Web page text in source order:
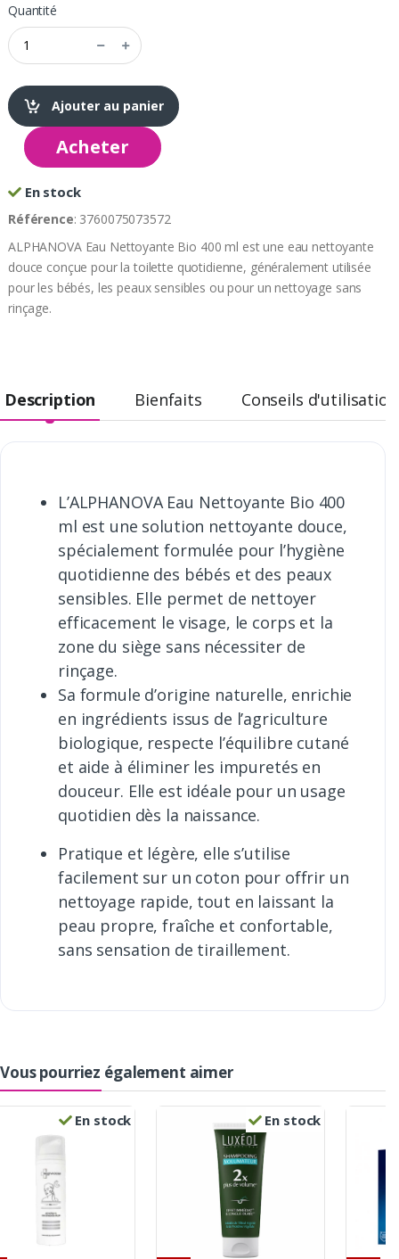
Quantité
Ajouter au panier
Acheter
En stock
Référence: 3760075073572
ALPHANOVA Eau Nettoyante Bio 400 ml est une eau nettoyante
douce conçue pour la toilette quotidienne, généralement utilisée
pour les bébés, les peaux sensibles ou pour un nettoyage sans
rinçage.
Description Bienfaits Conseils d'utilisation
L’ALPHANOVA Eau Nettoyante Bio 400
ml est une solution nettoyante douce,
spécialement formulée pour l’hygiène
quotidienne des bébés et des peaux
sensibles. Elle permet de nettoyer
efficacement le visage, le corps et la
zone du siège sans nécessiter de
rinçage.
Sa formule d’origine naturelle, enrichie
en ingrédients issus de l’agriculture
biologique, respecte l’équilibre cutané
et aide à éliminer les impuretés en
douceur. Elle est idéale pour un usage
quotidien dès la naissance.
Pratique et légère, elle s’utilise
facilement sur un coton pour offrir un
nettoyage rapide, tout en laissant la
peau propre, fraîche et confortable,
sans sensation de tiraillement.
Vous pourriez également aimer
En stock En stock